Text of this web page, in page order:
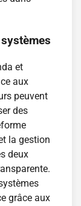
et
aux
peuvent
des
la gestion
deux
grâce aux